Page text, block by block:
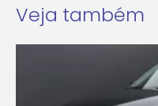
Veja também